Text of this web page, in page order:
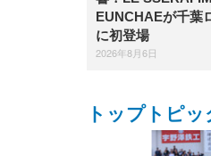
EUNCHAEが千葉
に初登場
2026年8月6日
トップトピッ